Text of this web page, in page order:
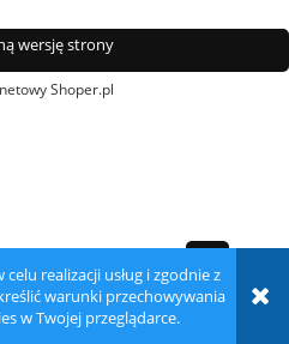
realizacji usług i zgodnie z
warunki przechowywania
w Twojej przeglądarce.
wersję strony
Shoper.pl